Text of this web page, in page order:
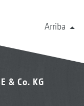
Arriba
& Co. KG